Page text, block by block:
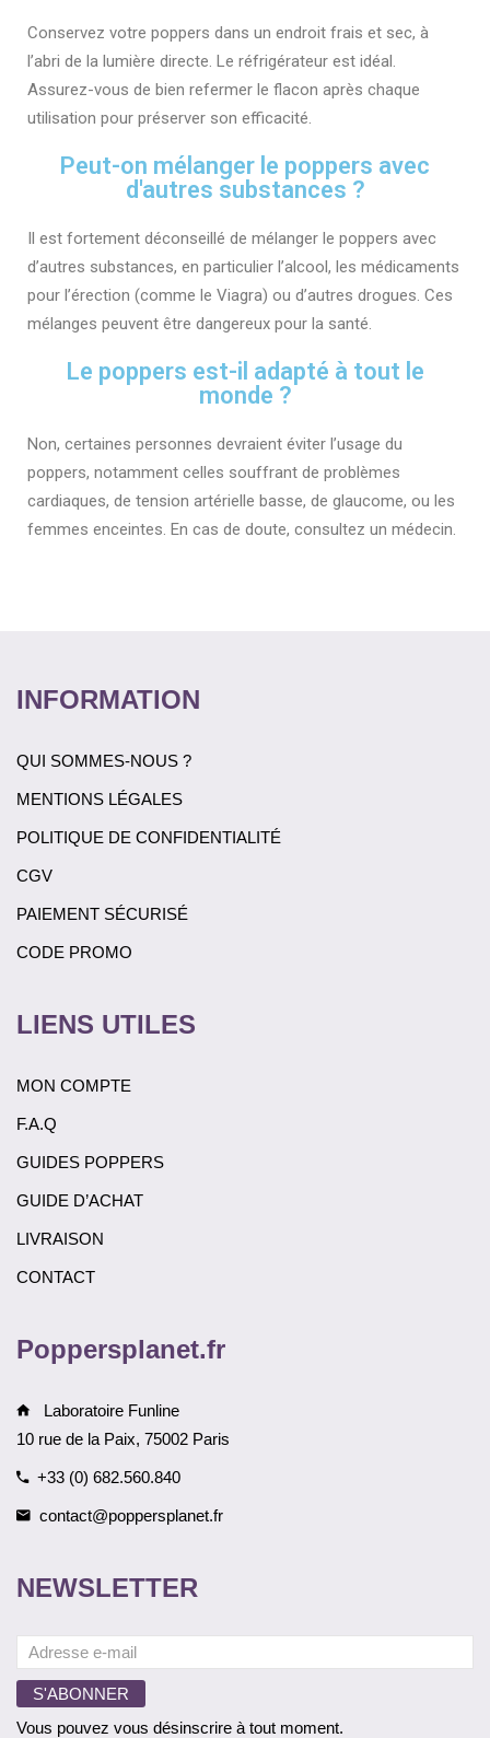
Conservez votre poppers dans un endroit frais et sec, à
l’abri de la lumière directe. Le réfrigérateur est idéal.
Assurez-vous de bien refermer le flacon après chaque
utilisation pour préserver son efficacité.
Peut-on mélanger le poppers avec
d'autres substances ?
Il est fortement déconseillé de mélanger le poppers avec
d’autres substances, en particulier l’alcool, les médicaments
pour l’érection (comme le Viagra) ou d’autres drogues. Ces
mélanges peuvent être dangereux pour la santé.
Le poppers est-il adapté à tout le
monde ?
Non, certaines personnes devraient éviter l’usage du
poppers, notamment celles souffrant de problèmes
cardiaques, de tension artérielle basse, de glaucome, ou les
femmes enceintes. En cas de doute, consultez un médecin.
INFORMATION
QUI SOMMES-NOUS ?
MENTIONS LÉGALES
POLITIQUE DE CONFIDENTIALITÉ
CGV
PAIEMENT SÉCURISÉ
CODE PROMO
LIENS UTILES
MON COMPTE
F.A.Q
GUIDES POPPERS
GUIDE D’ACHAT
LIVRAISON
CONTACT
Poppersplanet.fr
Laboratoire Funline
10 rue de la Paix, 75002 Paris
+33 (0) 682.560.840
contact@poppersplanet.fr
NEWSLETTER
Vous pouvez vous désinscrire à tout moment.